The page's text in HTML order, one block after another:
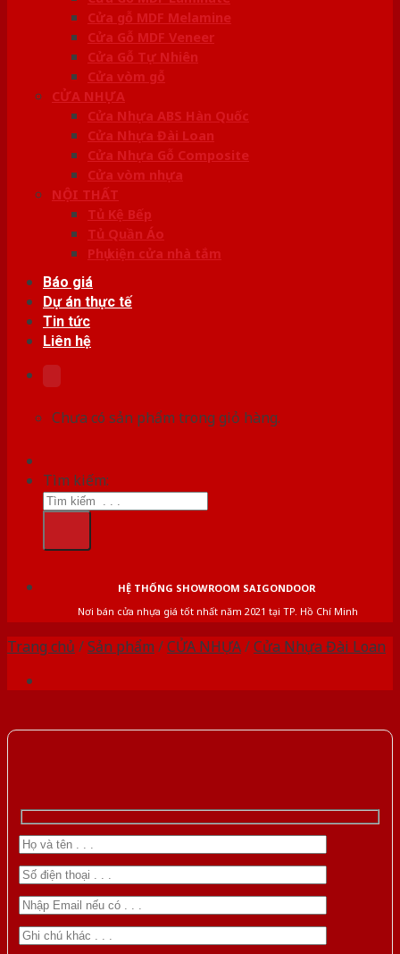
Cửa gỗ MDF Melamine
Cửa Gỗ MDF Veneer
Cửa Gỗ Tự Nhiên
Cửa vòm gỗ
CỬA NHỰA
Cửa Nhựa ABS Hàn Quốc
Cửa Nhựa Đài Loan
Cửa Nhựa Gỗ Composite
Cửa vòm nhựa
NỘI THẤT
Tủ Kệ Bếp
Tủ Quần Áo
Phụ kiện cửa nhà tắm
Báo giá
Dự án thực tế
Tin tức
Liên hệ
Chưa có sản phẩm trong giỏ hàng.
Tìm kiếm:
HỆ THỐNG SHOWROOM SAIGONDOOR
Nơi bán cửa nhựa giá tốt nhất năm 2021 tại TP. Hồ Chí Minh
Trang chủ /Sản phẩm /CỬA NHỰA/Cửa Nhựa Đài Loan